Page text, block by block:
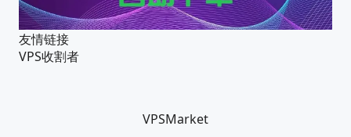
友情链接
VPS收割者
VPSMarket